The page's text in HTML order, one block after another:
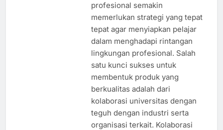
profesional semakin
memerlukan strategi yang tepat
tepat agar menyiapkan pelajar
dalam menghadapi rintangan
lingkungan profesional. Salah
satu kunci sukses untuk
membentuk produk yang
berkualitas adalah dari
kolaborasi universitas dengan
teguh dengan industri serta
organisasi terkait. Kolaborasi